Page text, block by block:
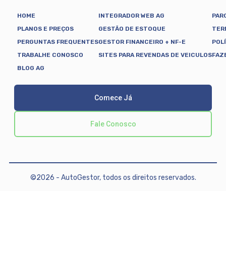
HOME
PLANOS E PREÇOS
PERGUNTAS FREQUENTES
TRABALHE CONOSCO
BLOG AG
INTEGRADOR WEB AG
GESTÃO DE ESTOQUE
GESTOR FINANCEIRO + NF-E
SITES PARA REVENDAS DE VEICULOS
Comece Já
Fale Conosco
©2026 - AutoGestor, todos os direitos reservados.